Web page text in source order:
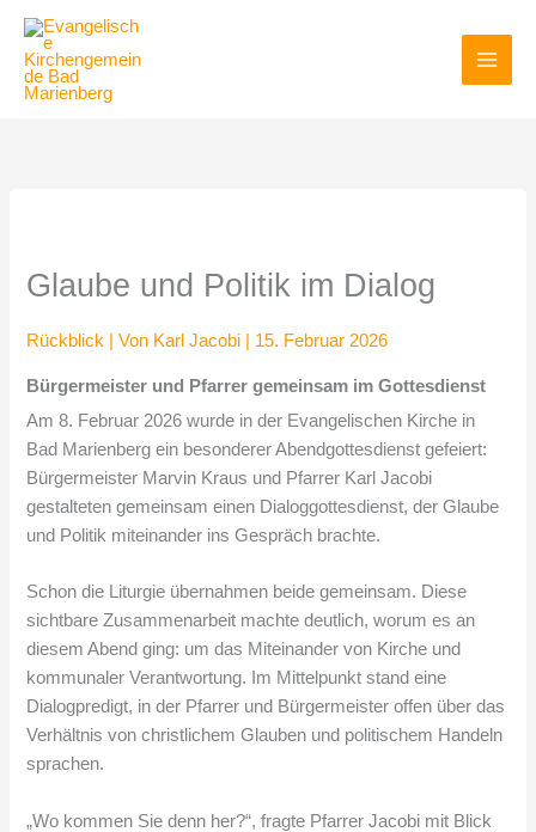
Inhalt
springen
Glaube und Politik im Dialog
Rückblick | Von Karl Jacobi 15. Februar 2026
Bürgermeister und Pfarrer gemeinsam im Gottesdienst
Am 8. Februar 2026 wurde in der Evangelischen Kirche in
Bad Marienberg ein besonderer Abendgottesdienst gefeiert:
Bürgermeister Marvin Kraus und Pfarrer Karl Jacobi
gestalteten gemeinsam einen Dialoggottesdienst, der Glaube
und Politik miteinander ins Gespräch brachte.
Schon die Liturgie übernahmen beide gemeinsam. Diese
sichtbare Zusammenarbeit machte deutlich, worum es an
diesem Abend ging: um das Miteinander von Kirche und
kommunaler Verantwortung. Im Mittelpunkt stand eine
Dialogpredigt, in der Pfarrer und Bürgermeister offen über das
Verhältnis von christlichem Glauben und politischem Handeln
sprachen.
„Wo kommen Sie denn her?“, fragte Pfarrer Jacobi mit Blick